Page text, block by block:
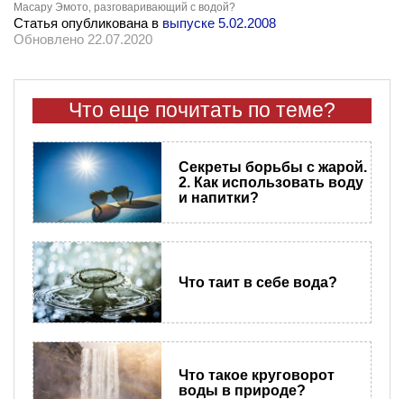
Масару Эмото, разговаривающий с водой?
Статья опубликована в выпуске 5.02.2008
Обновлено 22.07.2020
Что еще почитать по теме?
Секреты борьбы с жарой.
2. Как использовать воду
и напитки?
Что таит в себе вода?
Что такое круговорот
воды в природе?